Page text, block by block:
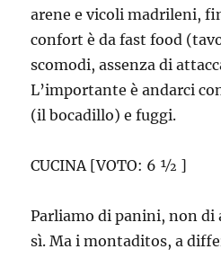
arene e vicoli madrileni,
confort è da fast food
scomodi, assenza di
L’importante è andarci
(il bocadillo) e fuggi.
CUCINA [VOTO: 6 ½ ]
Parliamo di panini, non di
sì. Ma i montaditos, a